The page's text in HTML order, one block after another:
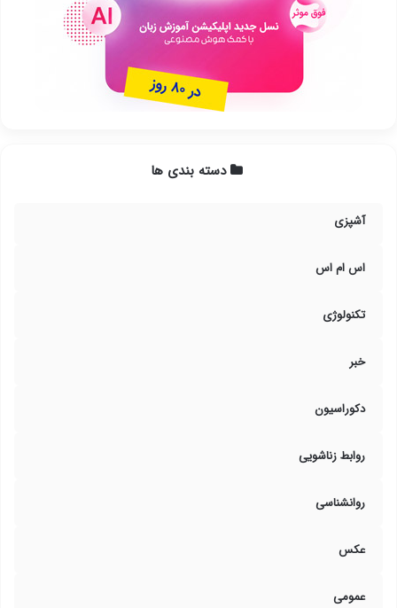
دسته بندی ها
آشپزی
اس ام اس
تکنولوژی
خبر
دکوراسیون
روابط زناشویی
روانشناسی
عکس
عمومی